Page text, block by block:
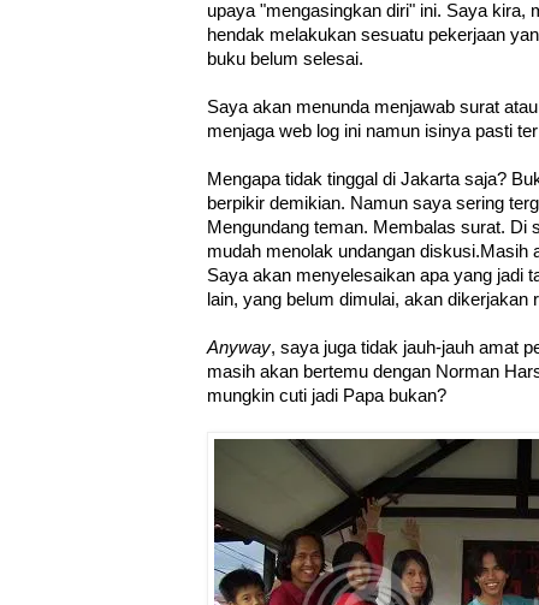
upaya "mengasingkan diri" ini. Saya kira,
hendak melakukan sesuatu pekerjaan
buku belum selesai.
Saya akan menunda menjawab surat
menjaga web log ini namun isinya pasti
Mengapa tidak tinggal di Jakarta saja?
berpikir demikian. Namun saya sering
Mengundang teman. Membalas surat. Di
mudah menolak undangan diskusi.Masih
Saya akan menyelesaikan apa yang jadi
lain, yang belum dimulai, akan dikerjakan
Anyway, saya juga tidak jauh-jauh amat
masih akan bertemu dengan Norman
mungkin cuti jadi Papa bukan?